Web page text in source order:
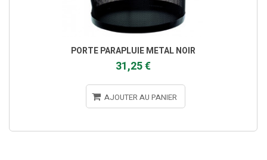
PORTE PARAPLUIE METAL NOIR
31,25 €
AJOUTER AU PANIER